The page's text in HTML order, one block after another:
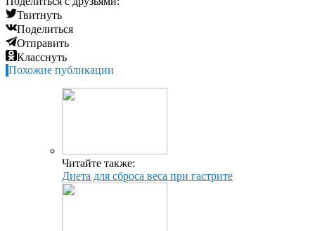
Твитнуть
Поделиться
Отправить
Класснуть
Похожие публикации
Читайте также:
Диета для сброса веса при гастрите